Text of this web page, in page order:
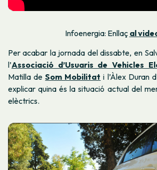
Infoenergia: Enllaç al
Per acabar la jornada del dissabte, en
l’Associació d’Usuaris de Vehicles
Matilla deSom Mobilitat i l’Àlex Duran
explicar quina és la situació actual del
elèctrics.